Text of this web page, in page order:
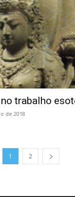
trabalho
de 2018
1 2